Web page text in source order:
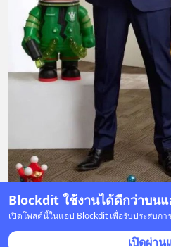
Blockdit ใช้งานได้ดีกว่าบน
เปิดโพสต์นี้ในแอป Blockdit เพื่อรับประสบก
เปิดผ่าน
12 บันทึก